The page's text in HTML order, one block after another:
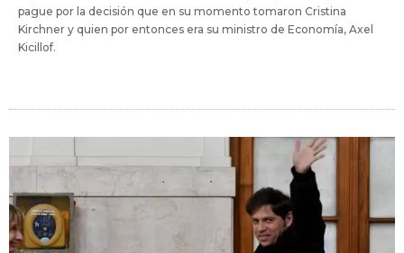
pague por la decisión que en su momento tomaron Cristina
Kirchner y quien por entonces era su ministro de Economía, Axel
Kicillof.